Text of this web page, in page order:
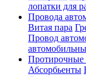
лопатки для
Провода
Витая пара
Провод
Протирочные
Абсорбьенты